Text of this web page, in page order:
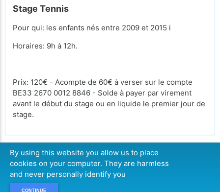
Stage Tennis
Pour qui: les enfants nés entre 2009 et 2015 i
Horaires: 9h à 12h.
Prix: 120€ - Acompte de 60€ à verser sur le compte
BE33 2670 0012 8846 - Solde à payer par virement
avant le début du stage ou en liquide le premier jour de
stage.
COMPLET
By using this website you allow us to place
cookies on your computer. They are harmless
and never personally identify you
CONTINUE